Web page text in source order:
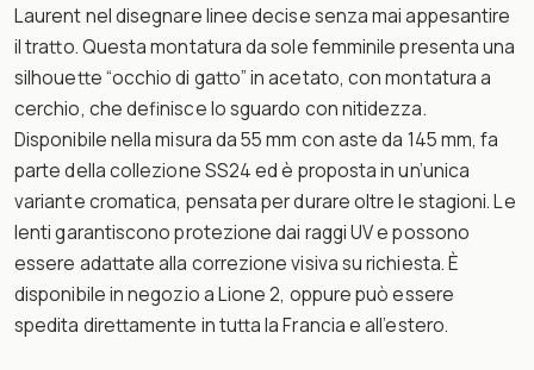
Laurent nel disegnare linee decise senza mai appesantire
il tratto. Questa montatura da sole femminile presenta una
silhouette “occhio di gatto” in acetato, con montatura a
cerchio, che definisce lo sguardo con nitidezza.
Disponibile nella misura da 55 mm con aste da 145 mm, fa
parte della collezione SS24 ed è proposta in un’unica
variante cromatica, pensata per durare oltre le stagioni. Le
lenti garantiscono protezione dai raggi UV e possono
essere adattate alla correzione visiva su richiesta. È
disponibile in negozio a Lione 2, oppure può essere
spedita direttamente in tutta la Francia e all’estero.